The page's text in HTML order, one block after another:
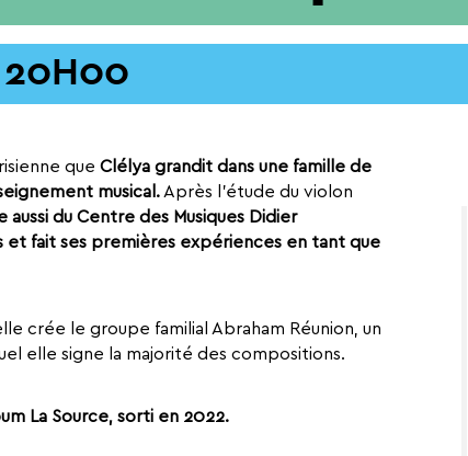
20H00
que Clélya grandit dans une famille de
musical. Après l’étude du violon
aussi du Centre des Musiques Didier
et fait ses premières expériences en tant que
crée le groupe familial Abraham Réunion, un
elle signe la majorité des compositions.
La Source, sorti en 2022.